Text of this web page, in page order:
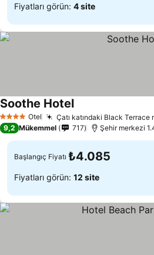
Fiyatları görün: 4 site
4 Yıldız Otel Çatı katındaki Black Terrace
Soothe HotelFiyatları görün
9,2 Mükemmel 717 Şehir merkezi
Başlangıç Fiyatı ₺4.085
Fiyatları görün: 12 site